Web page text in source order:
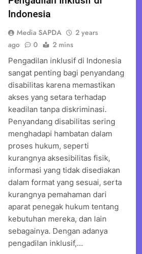
Indonesia
Media SAPDA
2 years
ago
0 2 mins
Pengadilan inklusif di Indonesia
sangat penting bagi penyandang
disabilitas karena memastikan
akses yang setara terhadap
keadilan tanpa diskriminasi.
Penyandang disabilitas sering
menghadapi hambatan dalam
proses hukum, seperti
kurangnya aksesibilitas fisik,
informasi yang tidak disediakan
dalam format yang sesuai, serta
kurangnya pemahaman dari
aparat penegak hukum tentang
kebutuhan mereka, dan lain
sebagainya. Dengan adanya
pengadilan inklusif,…